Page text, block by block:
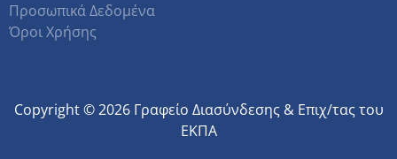
Προσωπικά Δεδομένα
Όροι Χρήσης
Copyright © 2026 Γραφείο Διασύνδεσης & Επιχ/τας του
ΕΚΠΑ